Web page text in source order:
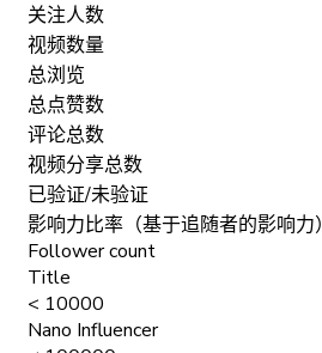
关注人数
视频数量
总浏览
总点赞数
评论总数
视频分享总数
已验证/未验证
影响力比率（基于追随者的影响力）
Follower count
Title
< 10000
Nano Influencer